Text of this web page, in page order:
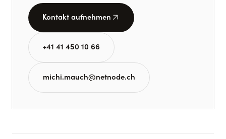
Kontakt aufnehmen arrow_outward
+41 41 450 10 66
michi.mauch@netnode.ch